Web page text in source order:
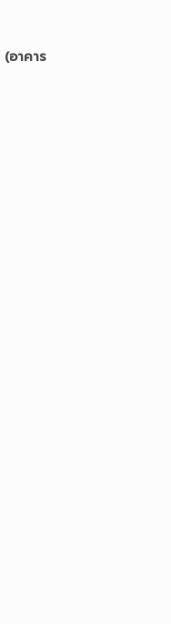
อาคาร